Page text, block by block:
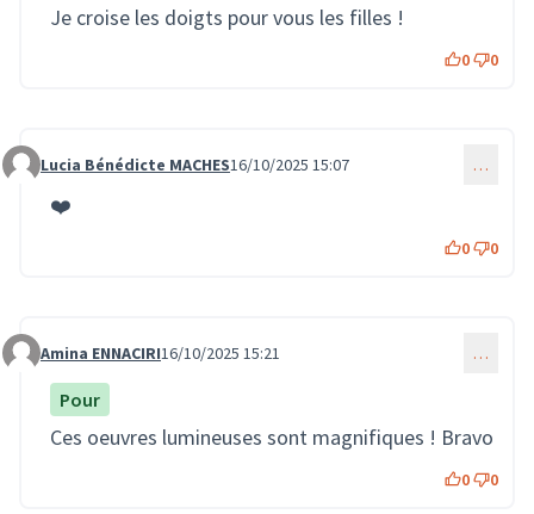
Je croise les doigts pour vous les filles !
0 0
Commentaire 3878
Lucia Bénédicte MACHES16/10/2025 15:07 …
❤️
0 0
Commentaire 3879
Amina ENNACIRI16/10/2025 15:21 …
Pour
Ces oeuvres lumineuses sont magnifiques ! Bravo
0 0